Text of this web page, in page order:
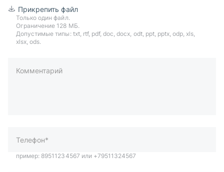
Прикрепить файл
Только один файл.
Ограничение 128 МБ.
Допустимые типы: txt, rtf, pdf, doc, docx, odt, ppt, pptx, odp, xls,
xlsx, ods.
Комментарий
пример: 89511234567 или +79511324567
Отправить